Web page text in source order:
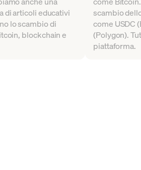
di articoli educativi
lo scambio di
blockchain e
scambio
come USDC
(Polygon).
piattaforma.